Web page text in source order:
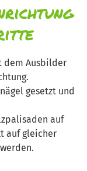
dem Ausbilder
gesetzt und
auf
auf gleicher